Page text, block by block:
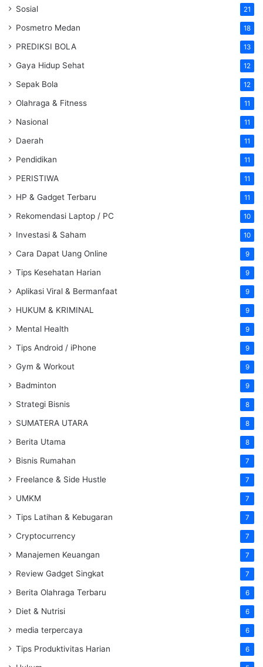
Sosial 21
Posmetro Medan 18
PREDIKSI BOLA 13
Gaya Hidup Sehat 12
Sepak Bola 12
Olahraga & Fitness 11
Nasional 11
Daerah 11
Pendidikan 11
PERISTIWA 11
HP & Gadget Terbaru 11
Rekomendasi Laptop / PC 10
Investasi & Saham 10
Cara Dapat Uang Online 9
Tips Kesehatan Harian 9
Aplikasi Viral & Bermanfaat 9
HUKUM & KRIMINAL 9
Mental Health 9
Tips Android / iPhone 9
Gym & Workout 9
Badminton 9
Strategi Bisnis 8
SUMATERA UTARA 8
Berita Utama 8
Bisnis Rumahan 7
Freelance & Side Hustle 7
UMKM 7
Tips Latihan & Kebugaran 7
Cryptocurrency 7
Manajemen Keuangan 7
Review Gadget Singkat 7
Berita Olahraga Terbaru 6
Diet & Nutrisi 6
media terpercaya 6
Tips Produktivitas Harian 6